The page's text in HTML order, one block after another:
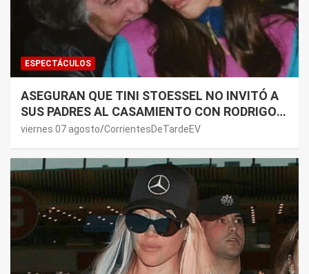
ESPECTÁCULOS
ASEGURAN QUE TINI STOESSEL NO INVITÓ A
SUS PADRES AL CASAMIENTO CON RODRIGO
DE PAUL: LOS MOTIVOS
viernes 07 agosto CorrientesDeTardeEV